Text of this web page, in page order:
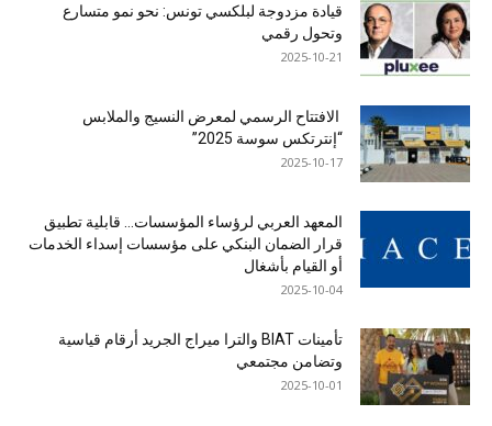
قيادة مزدوجة لبلكسي تونس: نحو نمو متسارع
وتحول رقمي
2025-10-21
الافتتاح الرسمي لمعرض النسيج والملابس
“إنترتكس سوسة 2025”
2025-10-17
المعهد العربي لرؤساء المؤسسات… قابلية تطبيق
قرار الضمان البنكي على مؤسسات إسداء الخدمات
أو القيام بأشغال
2025-10-04
تأمينات BIAT والترا ميراج الجريد أرقام قياسية
وتضامن مجتمعي
2025-10-01